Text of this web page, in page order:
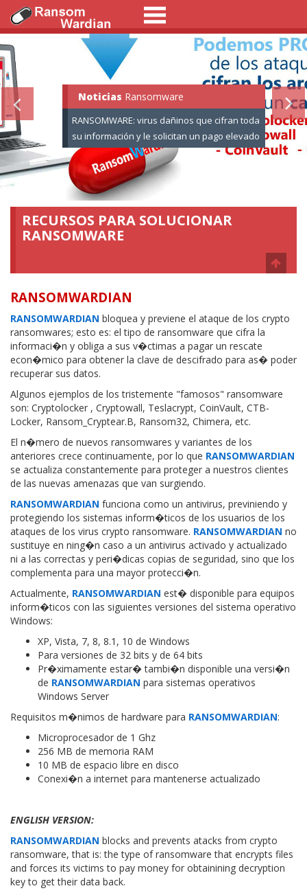
Noticias Ransomware
RANSOMWARE: virus dañinos que cifran toda
su información y le solicitan un pago elevado
por el rescate de sus datos.
Ransomware:
Informaci�n
RECURSOS PARA SOLUCIONAR
RANSOMWARE
RANSOMWARDIAN
RANSOMWARDIAN bloquea y previene el ataque de los crypto
ransomwares; esto es: el tipo de ransomware que cifra la
informaci�n y obliga a sus v�ctimas a pagar un rescate
econ�mico para obtener la clave de descifrado para as� poder
recuperar sus datos.
Algunos ejemplos de los tristemente "famosos" ransomware
son: Cryptolocker , Cryptowall, Teslacrypt, CoinVault, CTB-
Locker, Ransom_Cryptear.B, Ransom32, Chimera, etc.
El n�mero de nuevos ransomwares y variantes de los
anteriores crece continuamente, por lo que RANSOMWARDIAN
se actualiza constantemente para proteger a nuestros clientes
de las nuevas amenazas que van surgiendo.
RANSOMWARDIAN funciona como un antivirus, previniendo y
protegiendo los sistemas inform�ticos de los usuarios de los
ataques de los virus crypto ransomware. RANSOMWARDIAN no
sustituye en ning�n caso a un antivirus activado y actualizado
ni a las correctas y peri�dicas copias de seguridad, sino que los
complementa para una mayor protecci�n.
Actualmente, RANSOMWARDIAN est� disponible para equipos
inform�ticos con las siguientes versiones del sistema operativo
Windows:
XP, Vista, 7, 8, 8.1, 10 de Windows
Para versiones de 32 bits y de 64 bits
Pr�ximamente estar� tambi�n disponible una versi�n
de RANSOMWARDIAN para sistemas operativos
Windows Server
Requisitos m�nimos de hardware para RANSOMWARDIAN:
Microprocesador de 1 Ghz
256 MB de memoria RAM
10 MB de espacio libre en disco
Conexi�n a internet para mantenerse actualizado
ENGLISH VERSION:
RANSOMWARDIAN blocks and prevents atacks from crypto
ransomware, that is: the type of ransomware that encrypts files
and forces its victims to pay money for obtainining decryption
key to get their data back.